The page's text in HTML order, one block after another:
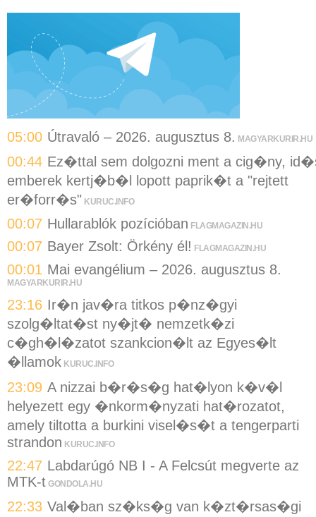
05:00 Útravaló – 2026. augusztus 8. MAGYARKURIR.HU
00:44 Ez�ttal sem dolgozni ment a cig�ny,
emberek kertj�b�l lopott paprik�t a "rejtett
er�forr�s" KURUC.INFO
00:07 Hullarablók pozícióban FLAGMAGAZIN.HU
00:07 Bayer Zsolt: Örkény él! FLAGMAGAZIN.HU
00:01 Mai evangélium – 2026. augusztus 8.
MAGYARKURIR.HU
23:16 Ir�n jav�ra titkos p�nz�gyi
szolg�ltat�st ny�jt� nemzetk�zi
c�gh�l�zatot szankcion�lt az Egyes�lt
�llamok KURUC.INFO
23:09 A nizzai b�r�s�g hat�lyon k�v�l
helyezett egy �nkorm�nyzati hat�rozatot,
amely tiltotta a burkini visel�s�t a tengerparti
strandon KURUC.INFO
22:47 Labdarúgó NB I - A Felcsút megverte az
MTK-t GONDOLA.HU
22:33 Val�ban sz�ks�g van k�zt�rsas�gi